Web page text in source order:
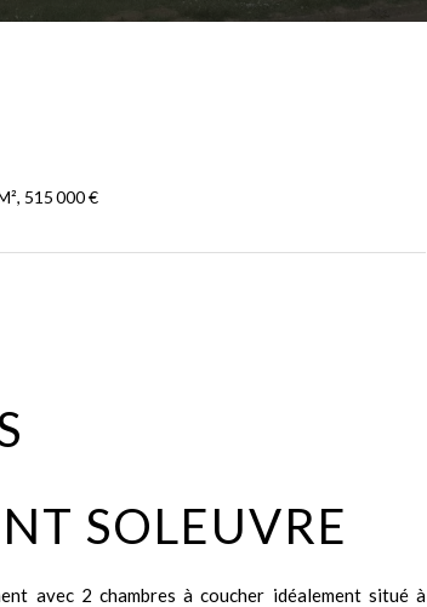
515 000 €
SOLEUVRE
avec 2 chambres à coucher idéalement situé à